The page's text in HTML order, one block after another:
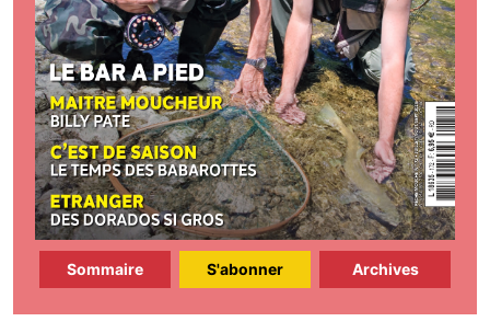
Sommaire S'abonner Archives